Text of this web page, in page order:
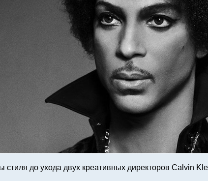
стиля до ухода двух креативных директоров Calvin